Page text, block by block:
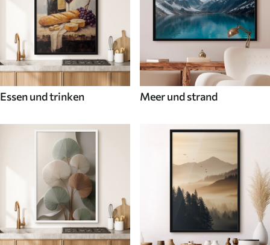
Essen und trinken Meer und strand